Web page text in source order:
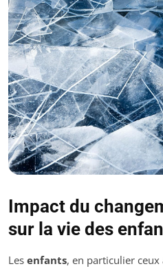
Impact du
sur la vie des
Les enfants, en particulier ceux